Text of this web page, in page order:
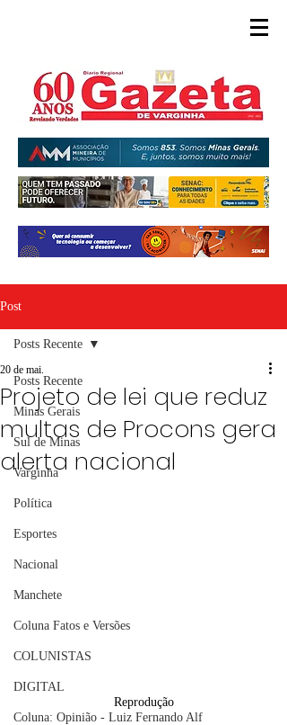
Post
Posts Recente
Minas Gerais
Sul de Minas
Varginha
Política
Esportes
Nacional
Manchete
Coluna Fatos e Versões
COLUNISTAS
DIGITAL
Coluna: Opinião - Luiz Fernando Alf
Posts Recente
Projeto de lei que reduz
multas de Procons gera
alerta nacional
20 de mai.
Reprodução